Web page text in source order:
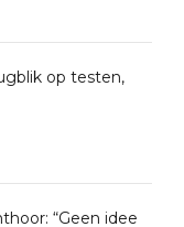
op testen,
“Geen idee